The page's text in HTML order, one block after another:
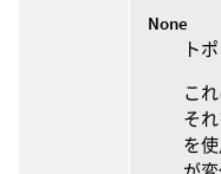
None
ト
こ
そ
を